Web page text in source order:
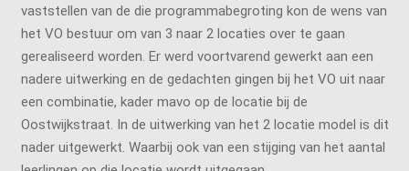
vaststellen van de die programmabegroting kon de wens van
het VO bestuur om van 3 naar 2 locaties over te gaan
gerealiseerd worden. Er werd voortvarend gewerkt aan een
nadere uitwerking en de gedachten gingen bij het VO uit naar
een combinatie, kader mavo op de locatie bij de
Oostwijkstraat. In de uitwerking van het 2 locatie model is dit
nader uitgewerkt. Waarbij ook van een stijging van het aantal